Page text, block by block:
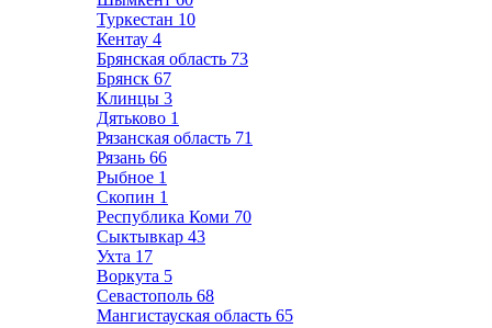
Туркестан 10
Кентау 4
Брянская область 73
Брянск 67
Клинцы 3
Дятьково 1
Рязанская область 71
Рязань 66
Рыбное 1
Скопин 1
Республика Коми 70
Сыктывкар 43
Ухта 17
Воркута 5
Севастополь 68
Мангистауская область 65